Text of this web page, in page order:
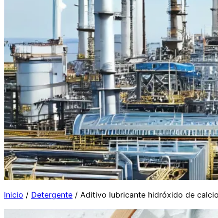
Inicio / Detergente / Aditivo lubricante hidróxido de